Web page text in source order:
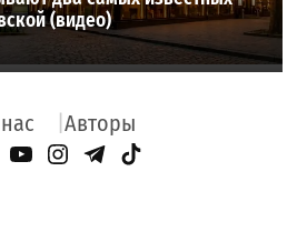
(видео)
Авторы
Page
YouTube
Instagram
Telegram
TikTok